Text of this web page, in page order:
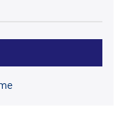
в Перник